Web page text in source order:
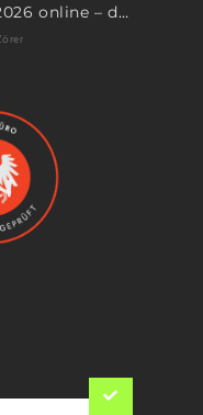
Neue Termine 2026 online – dein nächstes Abenteuer wartet!